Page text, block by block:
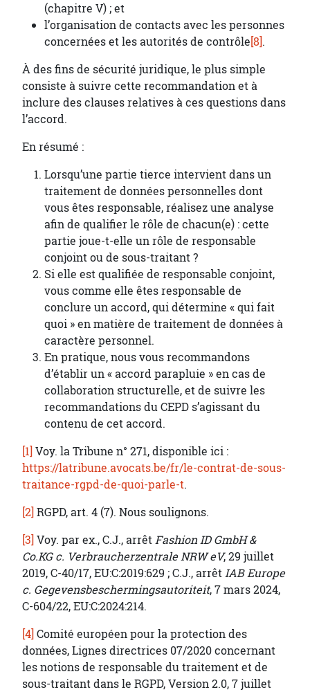
(chapitre V) ; et
l’organisation de contacts avec les personnes
concernées et les autorités de contrôle[8].
À des fins de sécurité juridique, le plus simple
consiste à suivre cette recommandation et à
inclure des clauses relatives à ces questions dans
l’accord.
En résumé :
Lorsqu’une partie tierce intervient dans un
traitement de données personnelles dont
vous êtes responsable, réalisez une analyse
afin de qualifier le rôle de chacun(e) : cette
partie joue-t-elle un rôle de responsable
conjoint ou de sous-traitant ?
Si elle est qualifiée de responsable conjoint,
vous comme elle êtes responsable de
conclure un accord, qui détermine « qui fait
quoi » en matière de traitement de données à
caractère personnel.
En pratique, nous vous recommandons
d’établir un « accord parapluie » en cas de
collaboration structurelle, et de suivre les
recommandations du CEPD s’agissant du
contenu de cet accord.
[1] Voy. la Tribune n° 271, disponible ici :
https://latribune.avocats.be/fr/le-contrat-de-sous-
traitance-rgpd-de-quoi-parle-t.
[2] RGPD, art. 4 (7). Nous soulignons.
[3] Voy. par ex., C.J., arrêtFashion ID GmbH &
Co.KG c. Verbraucherzentrale NRW eV, 29 juillet
2019, C-40/17, EU:C:2019:629 ; C.J., arrêtIAB Europe
c. Gegevensbeschermingsautoriteit, 7 mars 2024,
C-604/22, EU:C:2024:214.
[4] Comité européen pour la protection des
données, Lignes directrices 07/2020 concernant
les notions de responsable du traitement et de
sous-traitant dans le RGPD, Version 2.0, 7 juillet